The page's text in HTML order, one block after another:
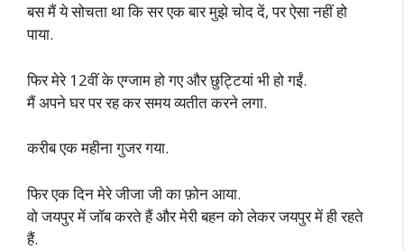
बस मैं ये सोचता था कि सर एक बार मुझे चोद दें, पर ऐसा नहीं हो
पाया.
फिर मेरे 12वीं के एग्जाम हो गए और छुट्टियां भी हो गईं.
मैं अपने घर पर रह कर समय व्यतीत करने लगा.
करीब एक महीना गुजर गया.
फिर एक दिन मेरे जीजा जी का फ़ोन आया.
वो जयपुर में जॉब करते हैं और मेरी बहन को लेकर जयपुर में ही रहते
हैं.